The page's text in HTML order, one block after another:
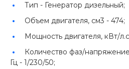
Тип - Генератор дизельный;
Объем двигателя, см3 - 474;
Мощность двигателя, кВт/
Количество фаз/
Гц - 1/230/50;